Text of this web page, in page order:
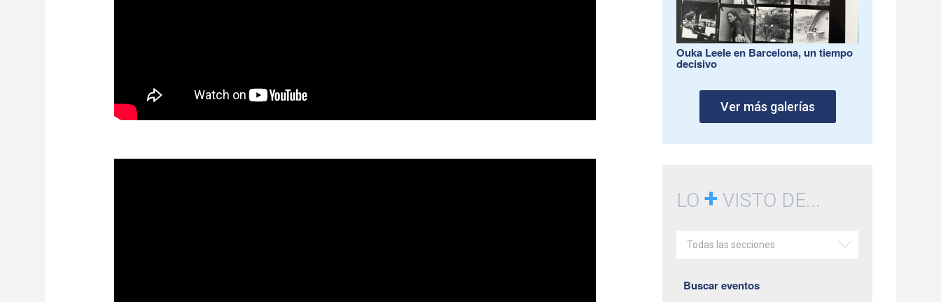
Ouka Leele en Barcelona, un tiempo
decisivo
Ver más galerías
LO+ VISTO DE...
Todas las secciones
Buscar eventos